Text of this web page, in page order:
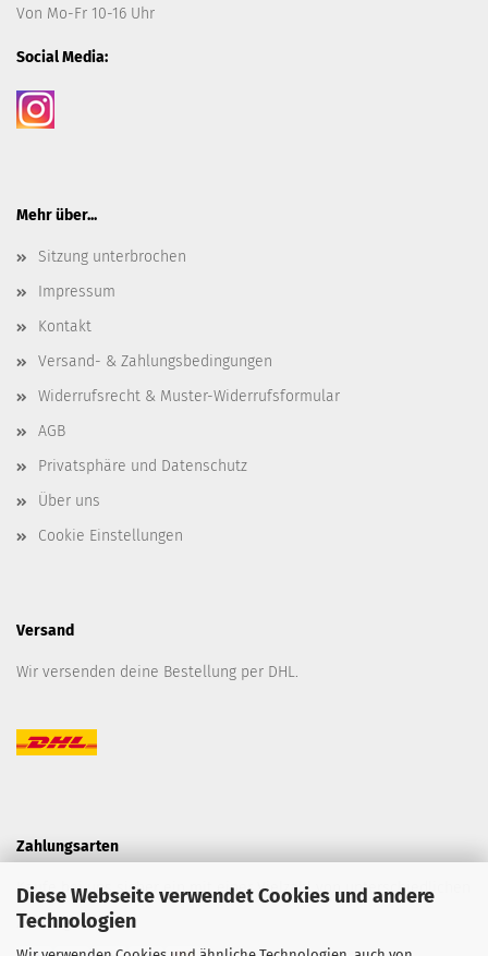
Diese Webseite verwendet Cookies und andere
Technologien
Von Mo-Fr 10-16 Uhr
Social Media:
Mehr über...
Sitzung unterbrochen
Impressum
Kontakt
Versand- & Zahlungsbedingungen
Widerrufsrecht & Muster-Widerrufsformular
AGB
Privatsphäre und Datenschutz
Über uns
Cookie Einstellungen
Versand
Wir versenden deine Bestellung per DHL.
Zahlungsarten
Kaufe bei uns sicher ein mit einer Vielzahl von unterschiedlichen
Zahlungsarten.